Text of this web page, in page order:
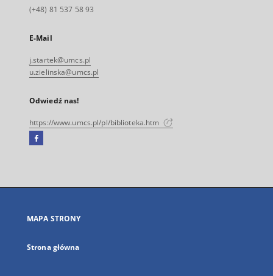
(+48) 81 537 58 93
E-Mail
j.startek@umcs.pl
u.zielinska@umcs.pl
Odwiedź nas!
https://www.umcs.pl/pl/biblioteka.htm
Facebook
się
karcie
MAPA STRONY
Strona główna